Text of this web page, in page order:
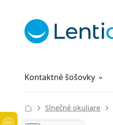
Kontaktné šošovky
Roztoky
Všetko o nákupe
Slnečné okuliare